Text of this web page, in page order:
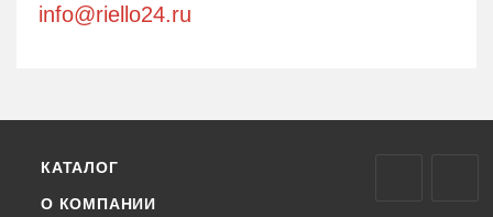
info@riello24.ru
КАТАЛОГ
О КОМПАНИИ